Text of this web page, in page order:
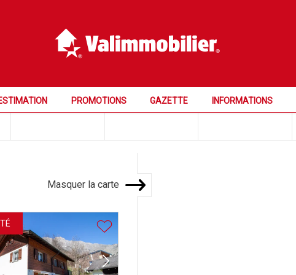
PROMOTIONS GAZETTE INFORMATIONS
Prix Pièces Chambres
Masquer la carte